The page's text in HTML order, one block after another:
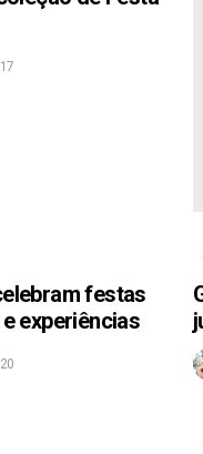
festas
experiências